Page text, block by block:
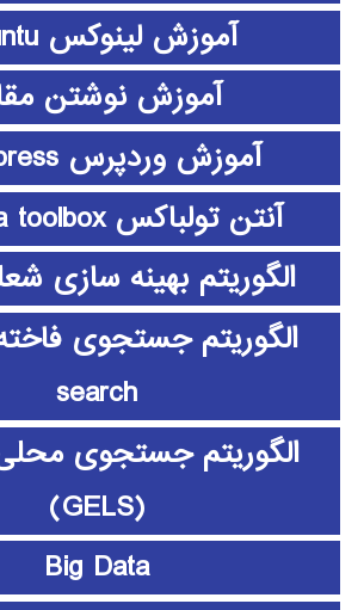
آموزش لینوکس ubuntu
آموزش نوشتن
آموزش وردپرس wordpress
آنتن تولباکس antenna toolbox
الگوریتم بهینه سازی
search
الگوریتم جستجوی
(GELS)
Big Data